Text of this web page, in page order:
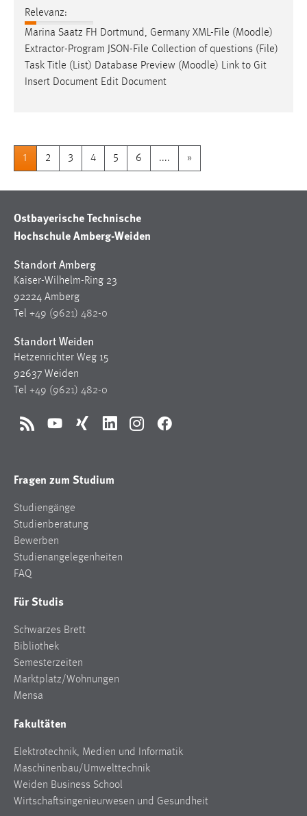
Relevanz:
Marina Saatz FH Dortmund, Germany XML-File (Moodle)
Extractor-Program JSON-File Collection of questions (File)
Task Title (List) Database Preview (Moodle) Link to Git
Insert Document Edit Document
1 2 3 4 5 6 .... »
Ostbayerische Technische
Hochschule Amberg-Weiden
Standort Amberg
Kaiser-Wilhelm-Ring 23
92224 Amberg
Tel +49 (9621) 482-0
Standort Weiden
Hetzenrichter Weg 15
92637 Weiden
Tel +49 (9621) 482-0
RSS YouTubeXing LinkedInInstagramFacebook
Fragen zum Studium
Studiengänge
Studienberatung
Bewerben
Studienangelegenheiten
FAQ
Für Studis
Schwarzes Brett
Bibliothek
Semesterzeiten
Marktplatz/Wohnungen
Mensa
Fakultäten
Elektrotechnik, Medien und Informatik
Maschinenbau/Umwelttechnik
Weiden Business School
Wirtschaftsingenieurwesen und Gesundheit